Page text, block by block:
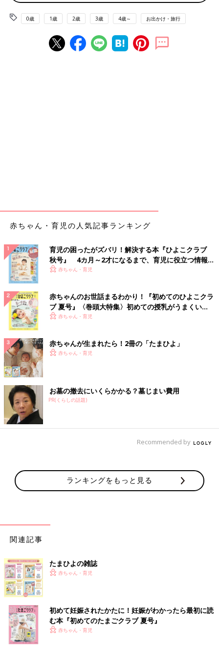
お姉さんが走るとミニブタも走る！
「オフィスビルの中に動物と触れ合える牧場がある！？」と聞い
て行ってきました！
がるともっと迫力があるのでしょう。
0歳 1歳 2歳 3歳 4歳～ お出かけ・旅行
赤ちゃん・育児の人気記事ランキング
育児の困ったがズバリ！解決する本『ひよこクラブ
秋号』 4カ月～2才になるまで、育児に役立つ情報が
いっぱい！
赤ちゃん・育児
赤ちゃんのお世話まるわかり！『初めてのひよこクラ
ブ 夏号』〈巻頭大特集〉初めての授乳がうまくい
く！ おっぱい・ミルクの基本と夏のトラブル 解決テ
赤ちゃん・育児
赤ちゃんが生まれたら！2冊の「たまひよ」
赤ちゃん・育児
お墓の撤去にいくらかかる？墓じまい費用
PR(くらしの話題)
Recommended by
ランキングをもっと見る
関連記事
たまひよの雑誌
赤ちゃん・育児
初めて妊娠されたかたに！妊娠がわかったら最初に読
む本『初めてのたまごクラブ 夏号』
赤ちゃん・育児